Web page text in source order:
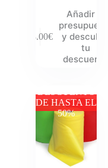
68.00€
Añadir al
presupuesto
y descubre
tu
descuento
DESCUENTO
DE HASTA EL
50%